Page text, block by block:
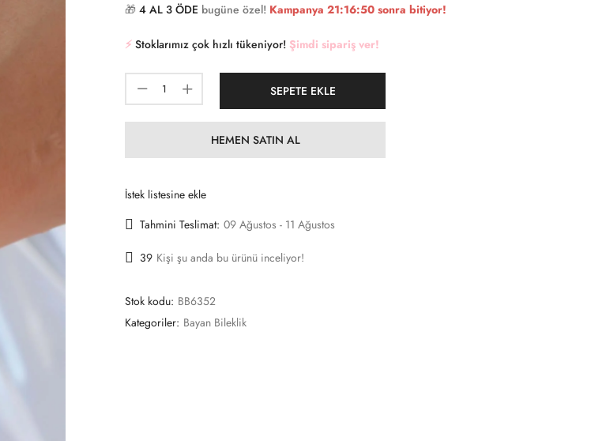
🎁 4 AL 3 ÖDE bugüne özel! Kampanya 21:16:49 sonra bitiyor!
⚡️ Stoklarımız çok hızlı tükeniyor! Şimdi sipariş ver!
SEPETE EKLE
HEMEN SATIN AL
İstek listesine ekle
Tahmini Teslimat: 09 Ağustos - 11 Ağustos
39 Kişi şu anda bu ürünü inceliyor!
Stok kodu: BB6352
Kategoriler: Bayan Bileklik